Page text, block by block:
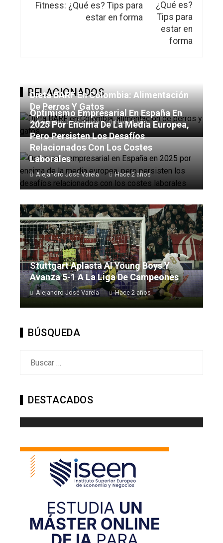
Fitness: ¿Qué es? Tips para
estar en forma
RELACIONADOS
Dieta BARF En Colombia: Alimentación
De Perros Y Gatos
Alejandro José Varela Hace 1 año
Optimismo Empresarial En España En
2025 Por Encima De La Media Europea,
Pero Persisten Los Desafíos
Relacionados Con Los Costes
Laborales
Alejandro José Varela Hace 2 años
Stuttgart Aplasta Al Young Boys Y
Avanza 5-1 A La Liga De Campeones
Alejandro José Varela Hace 2 años
BÚSQUEDA
DESTACADOS